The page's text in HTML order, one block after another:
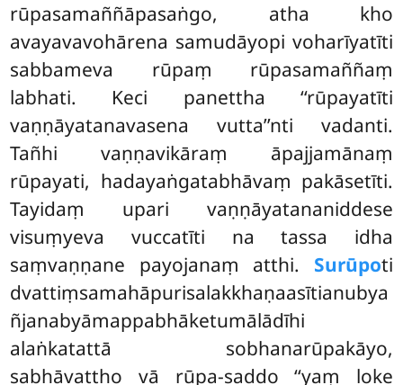
rūpasamaññāpasaṅgo, atha kho
avayavavohārena samudāyopi voharīyatīti
sabbameva rūpaṃ rūpasamaññaṃ
labhati. Keci panettha ‘‘rūpayatīti
vaṇṇāyatanavasena vutta’’nti vadanti.
Tañhi vaṇṇavikāraṃ āpajjamānaṃ
rūpayati, hadayaṅgatabhāvaṃ pakāsetīti.
Tayidaṃ upari vaṇṇāyatananiddese
visuṃyeva vuccatīti na tassa idha
saṃvaṇṇane payojanaṃ atthi. Surūpoti
dvattiṃsamahāpurisalakkhaṇaasītianubya
ñjanabyāmappabhāketumālādīhi
alaṅkatattā sobhanarūpakāyo,
sabhāvattho vā rūpa-saddo ‘‘yaṃ loke